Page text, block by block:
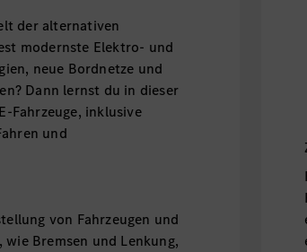
der alternativen
modernste Elektro- und
neue Bordnetze und
Dann lernst du in dieser
Fahrzeuge, inklusive
und
von Fahrzeugen und
Bremsen und Lenkung,